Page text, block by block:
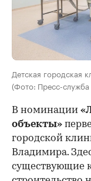
Детская городская
(Фото: Пресс-служба
В номинации
объекты»
городской
Владимира.
существующие